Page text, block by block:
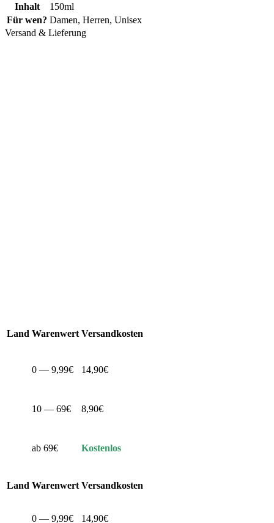
Inhalt
150ml
Für wen? Damen, Herren, Unisex
Versand & Lieferung
Land Warenwert Versandkosten
0 — 9,99€ 14,90€
10 — 69€ 8,90€
ab 69€ Kostenlos
Land Warenwert Versandkosten
0 — 9,99€ 14,90€